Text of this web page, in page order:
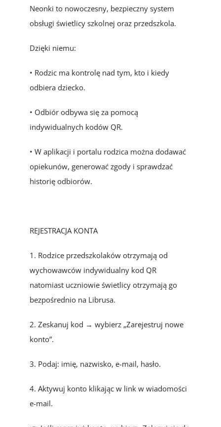
Neonki to nowoczesny, bezpieczny system
obsługi świetlicy szkolnej oraz przedszkola.
Dzięki niemu:
• Rodzic ma kontrolę nad tym, kto i kiedy
odbiera dziecko.
• Odbiór odbywa się za pomocą
indywidualnych kodów QR.
• W aplikacji i portalu rodzica można dodawać
opiekunów, generować zgody i sprawdzać
historię odbiorów.
REJESTRACJA KONTA
1. Rodzice przedszkolaków otrzymają od
wychowawców indywidualny kod QR
natomiast uczniowie świetlicy otrzymają go
bezpośrednio na Librusa.
2. Zeskanuj kod → wybierz „Zarejestruj nowe
konto”.
3. Podaj: imię, nazwisko, e-mail, hasło.
4. Aktywuj konto klikając w link w wiadomości
e-mail.